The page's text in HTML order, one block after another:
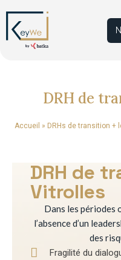
DRH de
Accueil » DRHs de transition +
DRH de
Vitrolles
Dans les périodes
l’absence d’un
des
Fragilité du